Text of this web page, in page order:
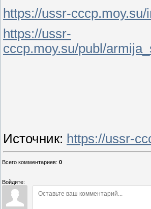
https://ussr-
https://ussr-
cccp.moy.su/publ/
Источник: https://ussr-
Всего комментариев: 0
Войдите: